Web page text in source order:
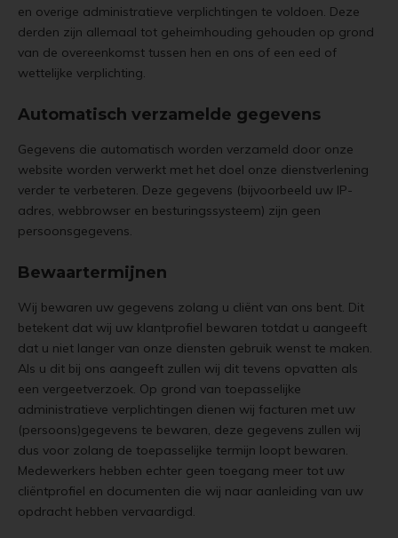
en overige administratieve verplichtingen te voldoen. Deze
derden zijn allemaal tot geheimhouding gehouden op grond
van de overeenkomst tussen hen en ons of een eed of
wettelijke verplichting.
Automatisch verzamelde gegevens
Gegevens die automatisch worden verzameld door onze
website worden verwerkt met het doel onze dienstverlening
verder te verbeteren. Deze gegevens (bijvoorbeeld uw IP-
adres, webbrowser en besturingssysteem) zijn geen
persoonsgegevens.
Bewaartermijnen
Wij bewaren uw gegevens zolang u cliënt van ons bent. Dit
betekent dat wij uw klantprofiel bewaren totdat u aangeeft
dat u niet langer van onze diensten gebruik wenst te maken.
Als u dit bij ons aangeeft zullen wij dit tevens opvatten als
een vergeetverzoek. Op grond van toepasselijke
administratieve verplichtingen dienen wij facturen met uw
(persoons)gegevens te bewaren, deze gegevens zullen wij
dus voor zolang de toepasselijke termijn loopt bewaren.
Medewerkers hebben echter geen toegang meer tot uw
cliëntprofiel en documenten die wij naar aanleiding van uw
opdracht hebben vervaardigd.